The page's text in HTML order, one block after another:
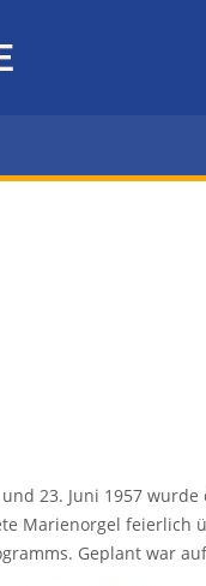
23. Juni 1957
Marienorgel feierlich
Geplant war